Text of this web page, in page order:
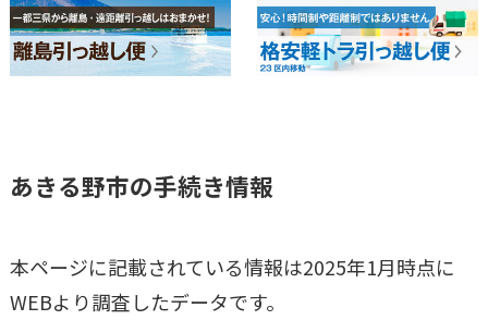
あきる野市の手続き情報
本ページに記載されている情報は2025年1月時点に
WEBより調査したデータです。